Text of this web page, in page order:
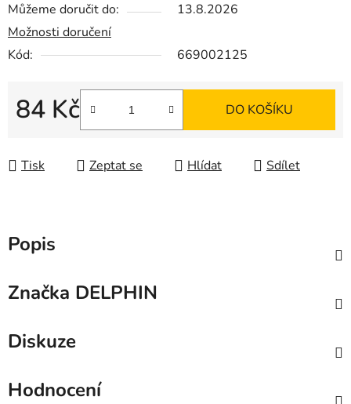
Můžeme doručit do:
13.8.2026
Možnosti doručení
Kód:
669002125
84 Kč
Měrná cena:
DO KOŠÍKU
Tisk Zeptat se Hlídat Sdílet
Popis
Značka DELPHIN
Diskuze
Hodnocení